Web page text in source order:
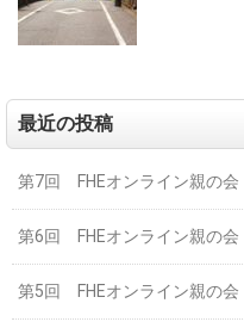
最近の投稿
第7回 FHEオンライン親の
第6回 FHEオンライン親の
第5回 FHEオンライン親の